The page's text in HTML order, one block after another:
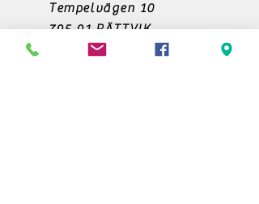
Tempelvägen 10
795 91 RÄTTVIK
0248-797170